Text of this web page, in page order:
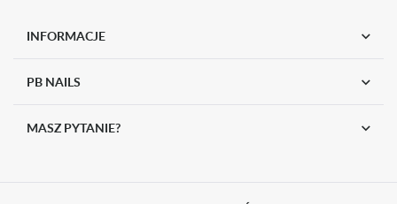
INFORMACJE
PB NAILS
MASZ PYTANIE?